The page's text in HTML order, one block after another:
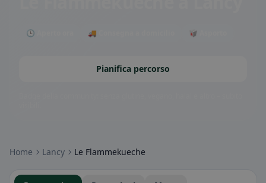
🕒 Aperto ora 🚚 Consegna a domicilio 🥡 Asporto
Pianifica percorso
Home Lancy Le Flammekueche